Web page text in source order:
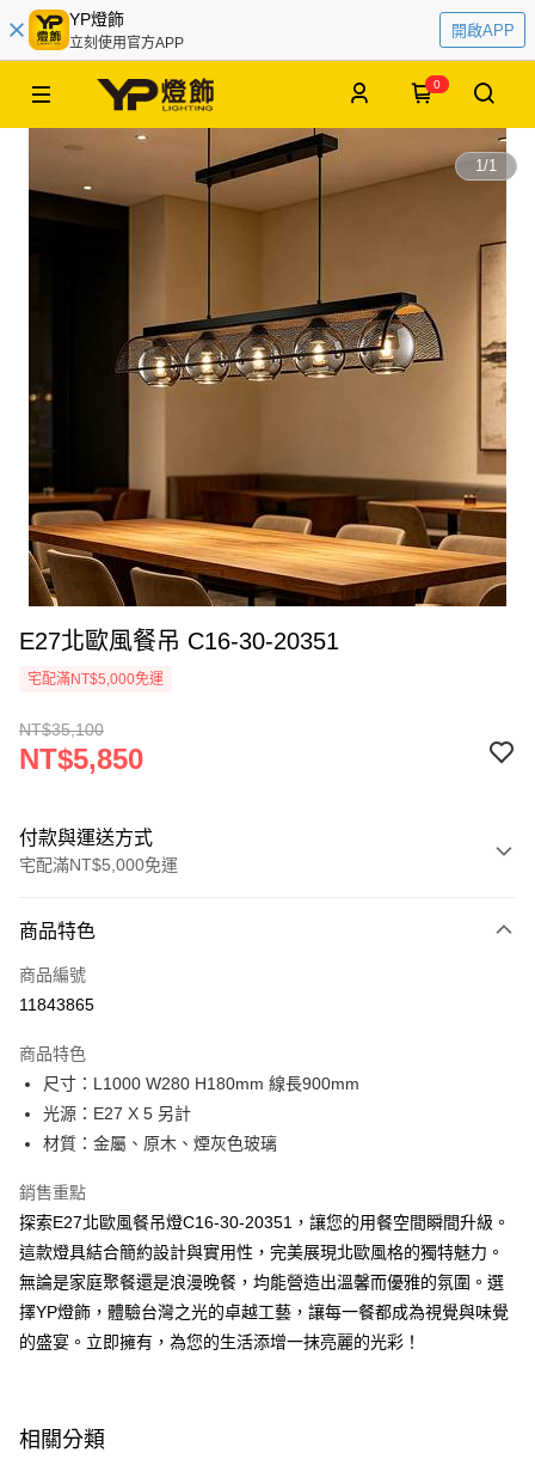
YP燈飾
立刻使用官方APP
開啟APP
0
1/1
E27北歐風餐吊 C16-30-20351
宅配滿NT$5,000免運
NT$35,100
NT$5,850
付款與運送方式
宅配滿NT$5,000免運
信用卡一次付款
LINE Pay
街口支付
悠遊付
全盈+PAY
AFTEE先享後付
相關說明
【關於「AFTEE先享後付」】
AFTEE先享後付是「在收到商品之後才付款」的支付方式。 讓您購物簡單
便利好安心！
新竹貨運宅配
商品特色
商品編號
11843865
商品特色
尺寸：L1000 W280 H180mm 線長900mm
光源：E27 X 5 另計
材質：金屬、原木、煙灰色玻璃
銷售重點
探索E27北歐風餐吊燈C16-30-20351，讓您的用餐空間瞬間升級。
這款燈具結合簡約設計與實用性，完美展現北歐風格的獨特魅力。
無論是家庭聚餐還是浪漫晚餐，均能營造出溫馨而優雅的氛圍。選
擇YP燈飾，體驗台灣之光的卓越工藝，讓每一餐都成為視覺與味覺
的盛宴。立即擁有，為您的生活添增一抹亮麗的光彩！
相關分類